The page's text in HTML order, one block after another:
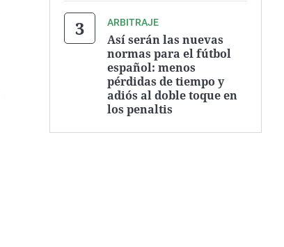
ARBITRAJE
Así serán las nuevas
normas para el fútbol
español: menos
pérdidas de tiempo y
adiós al doble toque en
los penaltis